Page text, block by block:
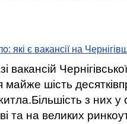
які є вакансії на
вакансій
майже шість
з них у
та на великих